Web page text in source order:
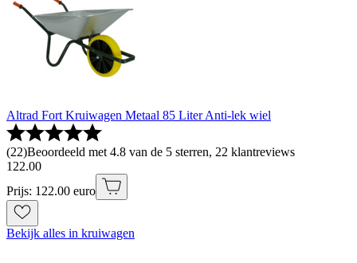
Altrad Fort Kruiwagen Metaal 85 Liter Anti-lek wiel
(22)Beoordeeld met 4.8 van de 5 sterren, 22 klantreviews
122.00
Prijs: 122.00 euro
Bekijk alles in kruiwagen